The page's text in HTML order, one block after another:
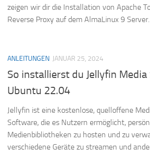
zeigen wir dir die Installation von Apache
Reverse Proxy auf dem AlmaLinux 9 Server.
ANLEITUNGEN JANUAR 25, 2024
So installierst du Jellyfin
Ubuntu 22.04
Jellyfin ist eine kostenlose, quelloffene
Software, die es Nutzern ermöglicht,
Medienbibliotheken zu hosten und zu
verschiedene Geräte zu streamen und